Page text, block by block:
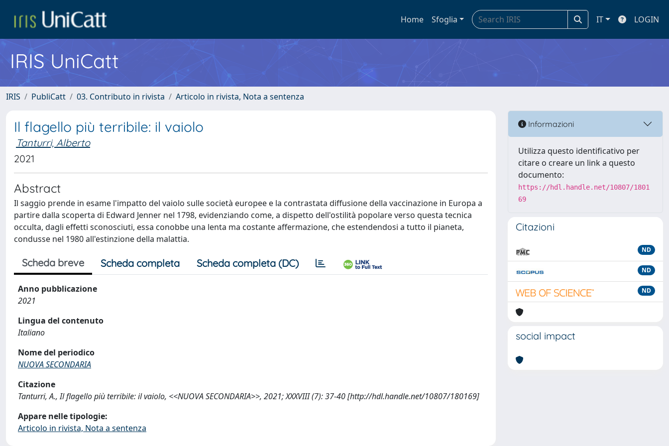
Home Sfoglia IT LOGIN
IRIS UniCatt
IRIS PubliCatt 03. Contributo in rivista Articolo in rivista, Nota a sentenza
Il flagello più terribile: il vaiolo
Tanturri, Alberto
2021
Abstract
Il saggio prende in esame l'impatto del vaiolo sulle società europee e la contrastata diffusione della vaccinazione in Europa a
partire dalla scoperta di Edward Jenner nel 1798, evidenziando come, a dispetto dell'ostilità popolare verso questa tecnica
occulta, dagli effetti sconosciuti, essa conobbe una lenta ma costante affermazione, che estendendosi a tutto il pianeta,
condusse nel 1980 all'estinzione della malattia.
Scheda breve Scheda completa Scheda completa (DC)
Anno pubblicazione
2021
Lingua del contenuto
Italiano
Nome del periodico
NUOVA SECONDARIA
Citazione
Tanturri, A., Il flagello più terribile: il vaiolo, <<NUOVA SECONDARIA>>, 2021; XXXVIII (7): 37-40 [http://hdl.handle.net/10807/180169]
Appare nelle tipologie:
Articolo in rivista, Nota a sentenza
Informazioni
Utilizza questo identificativo per
citare o creare un link a questo
documento:
https://hdl.handle.net/10807/1801
69
Citazioni
ND
ND
ND
social impact